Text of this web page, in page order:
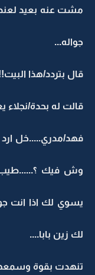
مشت عنه بعيد
جواله...
قال بتردد/هذا
قالت له بحدة/نجلاء
فهد/مدري.....خل
وش فيك ؟......طيب
يسوي لك اذا انت
لك زين بابا....
تنهدت بقوة